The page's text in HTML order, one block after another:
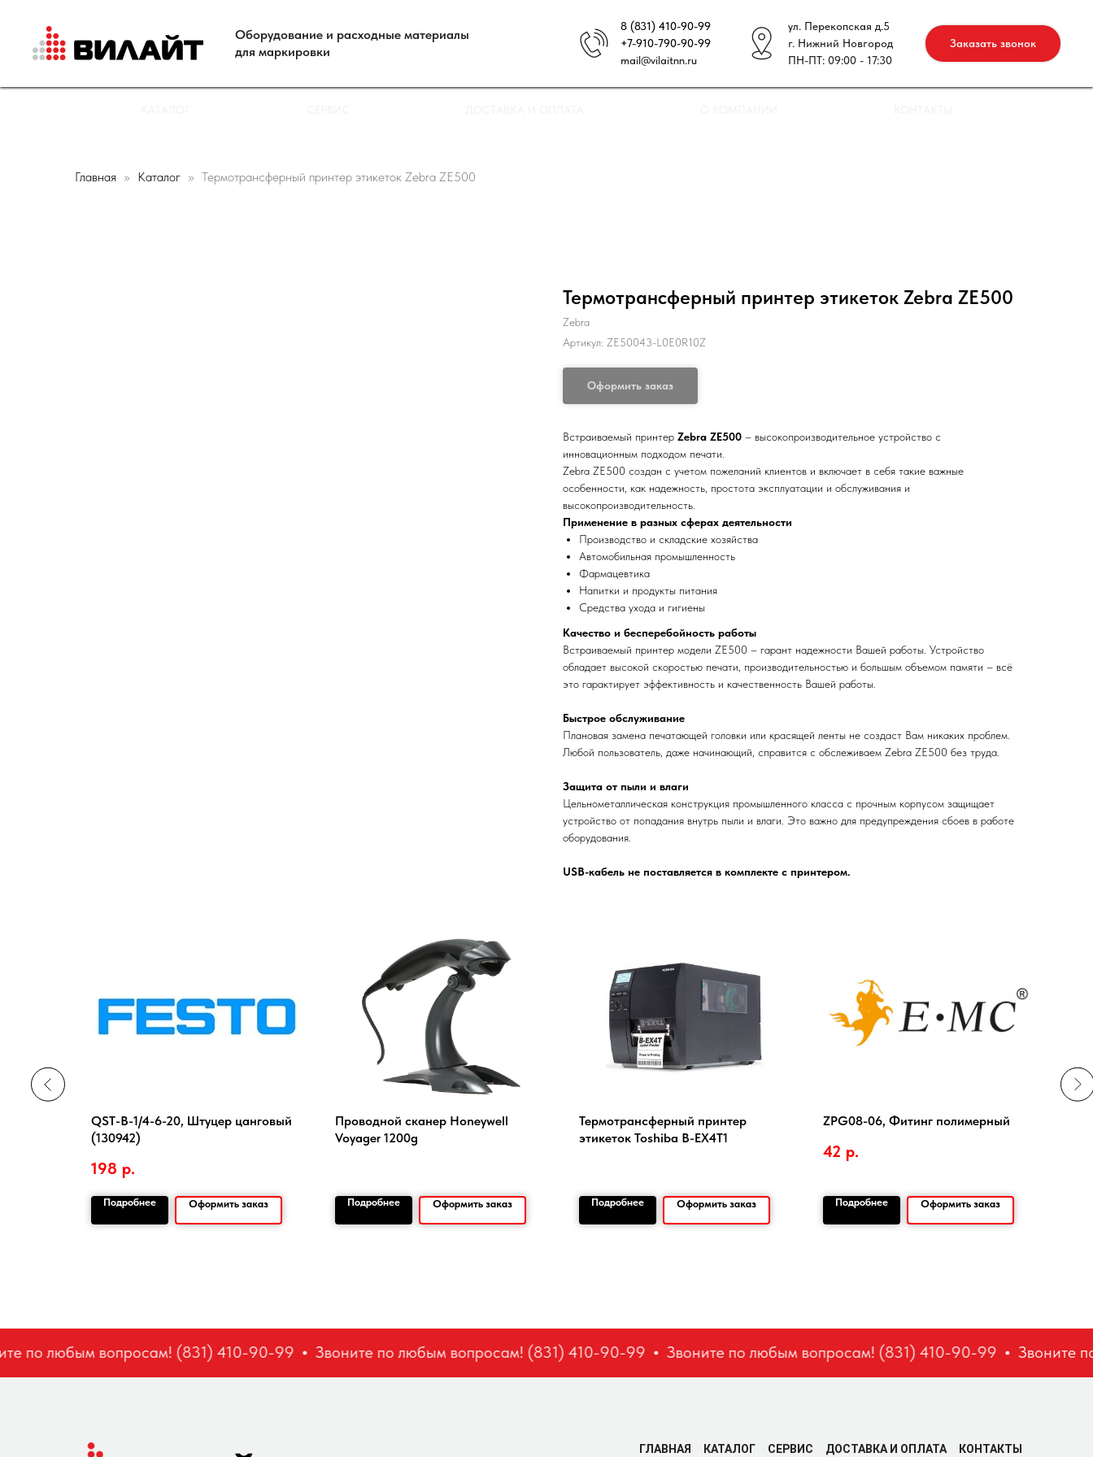
Оборудование и расходные материалы
для маркировки
8 (831) 410-90-99
+7-910-790-90-99
mail@vilaitnn.ru
ул. Перекопская д.5
г. Нижний Новгород
ПН-ПТ: 09:00 - 17:30
Заказать звонок
Главная Каталог Термотрансферный принтер этикеток Zebra ZE500
Термотрансферный принтер этикеток Zebra ZE500
Zebra
Артикул: ZE50043-L0E0R10Z
Оформить заказ
Встраиваемый принтер Zebra ZE500 – высокопроизводительное устройство с
инновационным подходом печати.
Zebra ZE500 создан с учетом пожеланий клиентов и включает в себя такие важные
особенности, как надежность, простота эксплуатации и обслуживания и
высокопроизводительность.
Применение в разных сферах деятельности
Производство и складские хозяйства
Автомобильная промышленность
Фармацевтика
Напитки и продукты питания
Средства ухода и гигиены
Качество и бесперебойность работы
Встраиваемый принтер модели ZE500 – гарант надежности Вашей работы. Устройство
обладает высокой скоростью печати, производительностью и большым объемом памяти – всё
это гарактирует эффективность и качественность Вашей работы.
Быстрое обслуживание
Плановая замена печатающей головки или красящей ленты не создаст Вам никаких проблем.
Любой пользователь, даже начинающий, справится с обслеживаем Zebra ZE500 без труда.
Защита от пыли и влаги
Цельнометаллическая конструкция промышленного класса с прочным корпусом защищает
устройство от попадания внутрь пыли и влаги. Это важно для предупреждения сбоев в работе
оборудования.
USB-кабель не поставляется в комплекте с принтером.
QST-B-1/4-6-20, Штуцер цанговый
(130942)
198 р.
Подробнее Оформить заказ
Проводной сканер Honeywell
Voyager 1200g
Подробнее Оформить заказ
Термотрансферный принтер
этикеток Toshiba B-EX4T1
Подробнее Оформить заказ
ZPG08-06, Фитинг полимерный
42 р.
Подробнее Оформить заказ
по любым вопросам! (831) 410-90-99 Звоните по любым вопросам! (831) 410-90-99 Звоните по любым вопросам! (831) 410-90-99 Звоните
ГЛАВНАЯ КАТАЛОГ СЕРВИС ДОСТАВКА И ОПЛАТА КОНТАКТЫ